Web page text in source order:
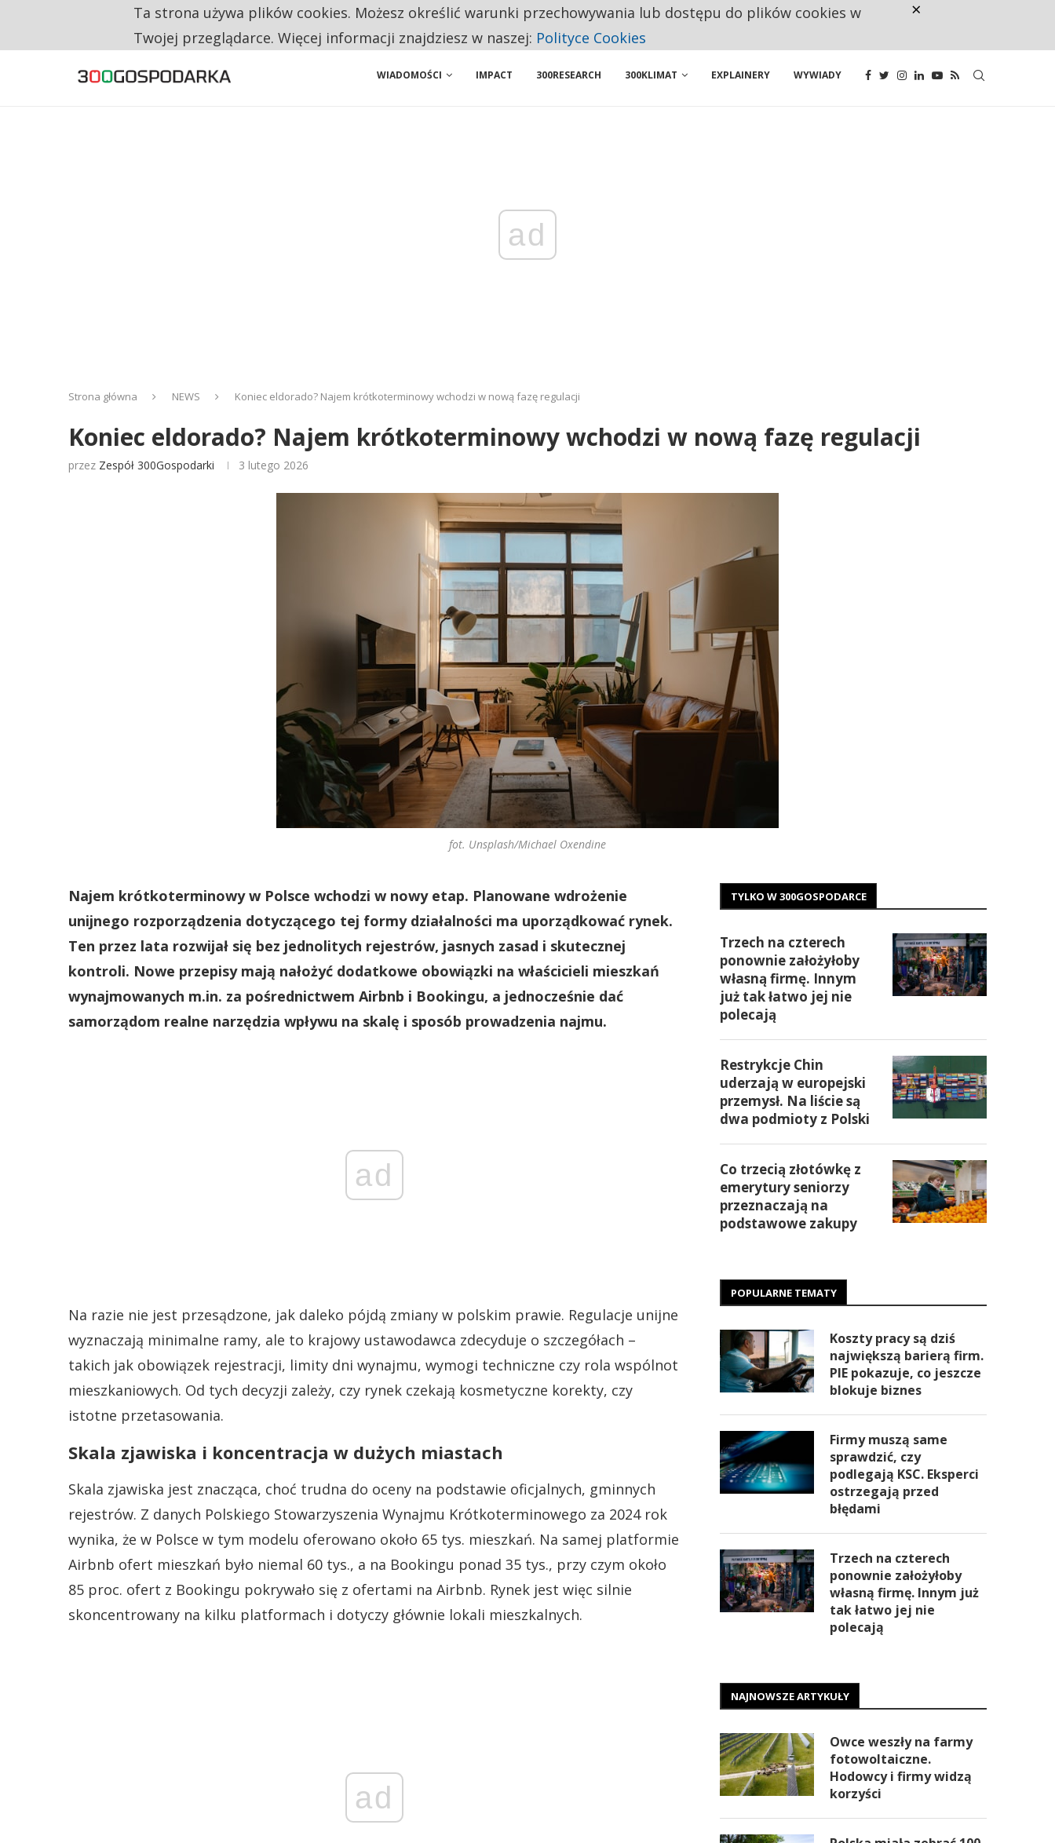
CO TRZECIĄ ZŁOTÓWKĘ Z EMERYTURY SENIORZY PRZEZNACZAJĄ NA PODSTAWOWE ZAKUPY
WIADOMOŚCI IMPACT 300RESEARCH 300KLIMAT EXPLAINERY WYWIADY
ad
Strona główna NEWS Koniec eldorado? Najem krótkoterminowy wchodzi w nową fazę regulacji
Koniec eldorado? Najem krótkoterminowy wchodzi w nową fazę regulacji
przez Zespół 300Gospodarki 3 lutego 2026
fot. Unsplash/Michael Oxendine
Najem krótkoterminowy w Polsce wchodzi w nowy etap. Planowane wdrożenie
unijnego rozporządzenia dotyczącego tej formy działalności ma uporządkować rynek.
Ten przez lata rozwijał się bez jednolitych rejestrów, jasnych zasad i skutecznej
kontroli. Nowe przepisy mają nałożyć dodatkowe obowiązki na właścicieli mieszkań
wynajmowanych m.in. za pośrednictwem Airbnb i Bookingu, a jednocześnie dać
samorządom realne narzędzia wpływu na skalę i sposób prowadzenia najmu.
ad
Na razie nie jest przesądzone, jak daleko pójdą zmiany w polskim prawie. Regulacje unijne
wyznaczają minimalne ramy, ale to krajowy ustawodawca zdecyduje o szczegółach –
takich jak obowiązek rejestracji, limity dni wynajmu, wymogi techniczne czy rola wspólnot
mieszkaniowych. Od tych decyzji zależy, czy rynek czekają kosmetyczne korekty, czy
istotne przetasowania.
Skala zjawiska i koncentracja w dużych miastach
Skala zjawiska jest znacząca, choć trudna do oceny na podstawie oficjalnych, gminnych
rejestrów. Z danych Polskiego Stowarzyszenia Wynajmu Krótkoterminowego za 2024 rok
wynika, że w Polsce w tym modelu oferowano około 65 tys. mieszkań. Na samej platformie
Airbnb ofert mieszkań było niemal 60 tys., a na Bookingu ponad 35 tys., przy czym około
85 proc. ofert z Bookingu pokrywało się z ofertami na Airbnb. Rynek jest więc silnie
skoncentrowany na kilku platformach i dotyczy głównie lokali mieszkalnych.
ad
TYLKO W 300GOSPODARCE
Trzech na czterech
ponownie założyłoby
własną firmę. Innym
już tak łatwo jej nie
polecają
Restrykcje Chin
uderzają w europejski
przemysł. Na liście są
dwa podmioty z Polski
Co trzecią złotówkę z
emerytury seniorzy
przeznaczają na
podstawowe zakupy
POPULARNE TEMATY
Koszty pracy są dziś
największą barierą firm.
PIE pokazuje, co jeszcze
blokuje biznes
Firmy muszą same
sprawdzić, czy
podlegają KSC. Eksperci
ostrzegają przed
błędami
Trzech na czterech
ponownie założyłoby
własną firmę. Innym już
tak łatwo jej nie
polecają
NAJNOWSZE ARTYKUŁY
Owce weszły na farmy
fotowoltaiczne.
Hodowcy i firmy widzą
korzyści
Ta strona używa plików cookies. Możesz określić warunki przechowywania lub dostępu do plików cookies w
Twojej przeglądarce. Więcej informacji znajdziesz w naszej: Polityce Cookies
×